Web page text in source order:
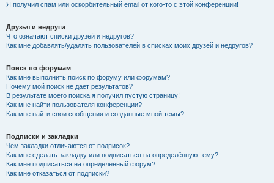
Я получил спам или оскорбительный email от кого-то с этой конференции!
Друзья и недруги
Что означают списки друзей и недругов?
Как мне добавлять/удалять пользователей в списках моих друзей и недругов?
Поиск по форумам
Как мне выполнить поиск по форуму или форумам?
Почему мой поиск не даёт результатов?
В результате моего поиска я получил пустую страницу!
Как мне найти пользователя конференции?
Как мне найти свои сообщения и созданные мной темы?
Подписки и закладки
Чем закладки отличаются от подписок?
Как мне сделать закладку или подписаться на определённую тему?
Как мне подписаться на определённый форум?
Как мне отказаться от подписки?